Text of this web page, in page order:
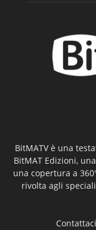
BitMATV è una
BitMAT Edizioni,
una copertura a
rivolta agli